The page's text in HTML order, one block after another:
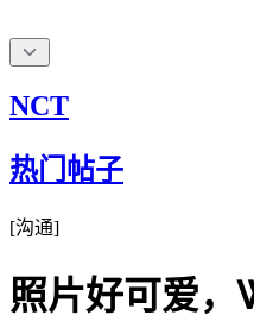
NCT
热门帖子
[沟通]
照片好可爱